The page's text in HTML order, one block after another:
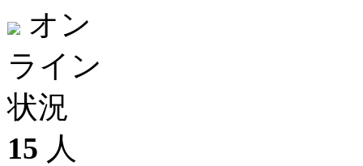
オン
ライン
状況
15 人